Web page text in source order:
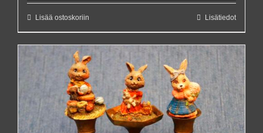
Lisää ostoskoriin Lisätiedot